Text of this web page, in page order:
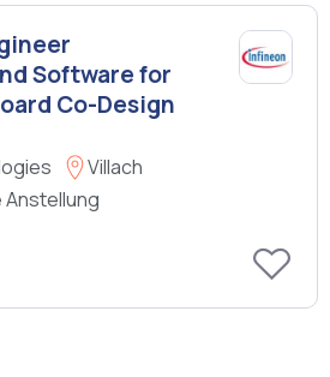
Software for
Co-Design
Villach
Anstellung